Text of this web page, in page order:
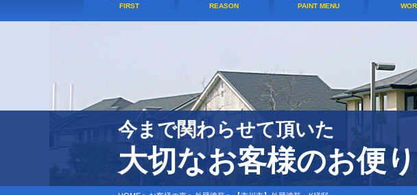
今まで関わらせて頂いた
大切なお客様のお便り